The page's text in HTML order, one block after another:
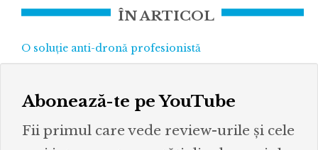
ÎN ARTICOL
O soluție anti-dronă profesionistă
Abonează-te pe YouTube
Fii primul care vede review-urile și cele